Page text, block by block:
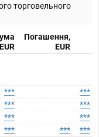
торговельного
Погашення,
EUR
***
***
***
***
***
***
*** *** ***